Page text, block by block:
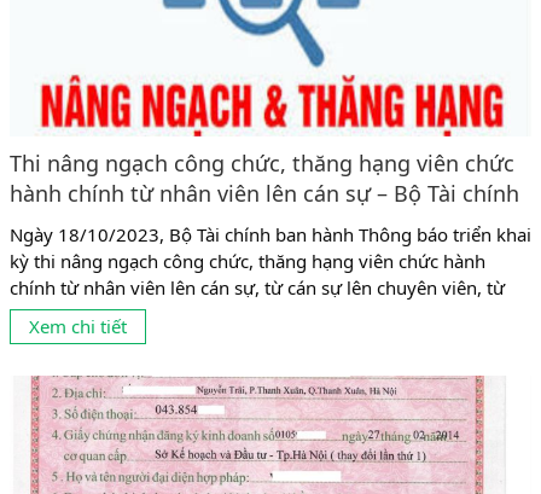
Thi nâng ngạch công chức, thăng hạng viên chức
hành chính từ nhân viên lên cán sự – Bộ Tài chính
Ngày 18/10/2023, Bộ Tài chính ban hành Thông báo triển khai
kỳ thi nâng ngạch công chức, thăng hạng viên chức hành
chính từ nhân viên lên cán sự, từ cán sự lên chuyên viên, từ
chuyên viên lên chuyên viên chính, từ kỹ thuật viên bảo quản
trung cấp lên kỹ thuật viên bảo quản. Theo đó, danh sách đủ...
Xem chi tiết